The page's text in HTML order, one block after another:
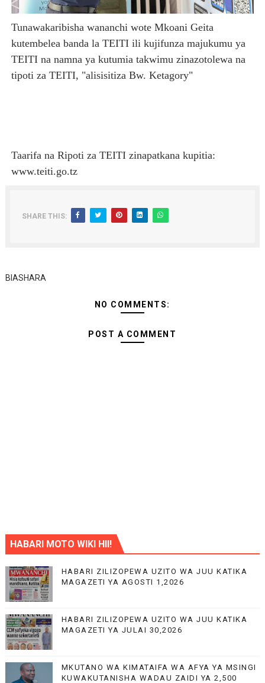
Tunawakaribisha wananchi wote Mkoani Geita
kutembelea banda la TEITI ili kujifunza majukumu ya
TEITI na namna ya kutumia takwimu zinazotolewa na
tipoti za TEITI, "alisisitiza Bw. Ketagory"
Taarifa na Ripoti za TEITI zinapatkana kupitia:
www.teiti.go.tz
SHARE THIS:
BIASHARA
NO COMMENTS:
POST A COMMENT
HABARI MOTO WIKI HII!
HABARI ZILIZOPEWA UZITO WA JUU KATIKA
MAGAZETI YA AGOSTI 1,2026
HABARI ZILIZOPEWA UZITO WA JUU KATIKA
MAGAZETI YA JULAI 30,2026
MKUTANO WA KIMATAIFA WA AFYA YA MSINGI
KUWAKUTANISHA WADAU ZAIDI YA 2,500